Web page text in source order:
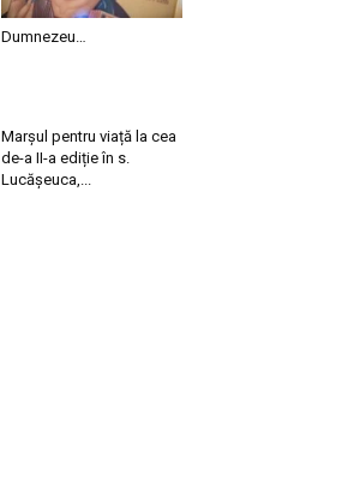
Dumnezeu…
Marșul pentru viață la cea
de-a II-a ediție în s.
Lucășeuca,...